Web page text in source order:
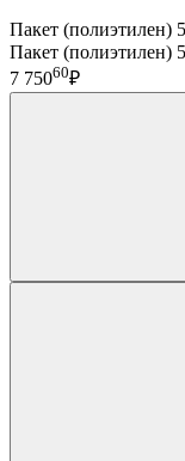
Пакет (полиэтилен)
Пакет (полиэтилен)
7 75060₽